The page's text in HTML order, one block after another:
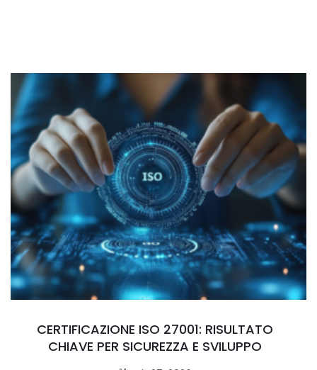
CERTIFICAZIONE ISO 27001: RISULTATO
CHIAVE PER SICUREZZA E SVILUPPO